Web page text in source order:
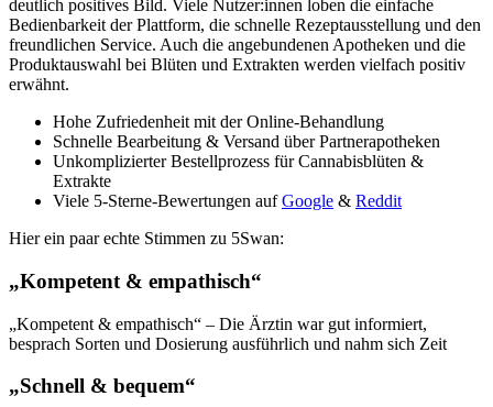
deutlich positives Bild. Viele Nutzer:innen loben die einfache
Bedienbarkeit der Plattform, die schnelle Rezeptausstellung und den
freundlichen Service. Auch die angebundenen Apotheken und die
Produktauswahl bei Blüten und Extrakten werden vielfach positiv
erwähnt.
Hohe Zufriedenheit mit der Online-Behandlung
Schnelle Bearbeitung & Versand über Partnerapotheken
Unkomplizierter Bestellprozess für Cannabisblüten &
Extrakte
Viele 5-Sterne-Bewertungen aufGoogle & Reddit
Hier ein paar echte Stimmen zu 5Swan:
„Kompetent & empathisch“
„Kompetent & empathisch“ – Die Ärztin war gut informiert,
besprach Sorten und Dosierung ausführlich und nahm sich Zeit
„Schnell & bequem“